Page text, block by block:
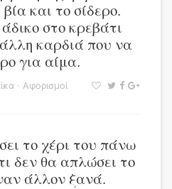
και το σίδερο.
στο κρεβάτι
καρδιά που να
για αίμα.
· Αφορισμοί
το χέρι του πάνω
δεν θα απλώσει το
άλλον ξανά.